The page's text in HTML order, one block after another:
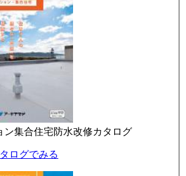
ン集合住宅防水改修カタログ
ログでみる